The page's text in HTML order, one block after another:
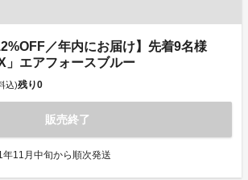
／年内にお届け】先着9名様
」エアフォースブルー
込)残り0
販売終了
11月中旬から順次発送